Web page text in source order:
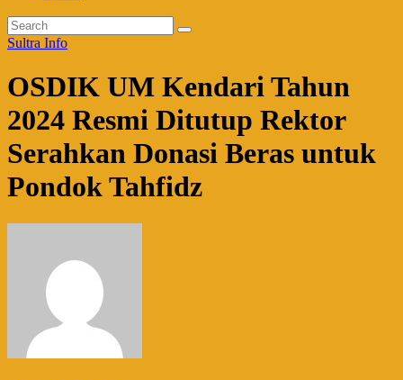
Sultra Info
OSDIK UM Kendari Tahun
2024 Resmi Ditutup Rektor
Serahkan Donasi Beras untuk
Pondok Tahfidz